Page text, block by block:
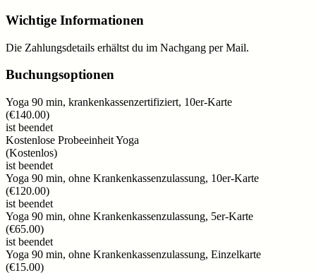
Wichtige Informationen
Die Zahlungsdetails erhältst du im Nachgang per Mail.
Buchungsoptionen
Yoga 90 min, krankenkassenzertifiziert, 10er-Karte
(€140.00)
ist beendet
Kostenlose Probeeinheit Yoga
(Kostenlos)
ist beendet
Yoga 90 min, ohne Krankenkassenzulassung, 10er-Karte
(€120.00)
ist beendet
Yoga 90 min, ohne Krankenkassenzulassung, 5er-Karte
(€65.00)
ist beendet
Yoga 90 min, ohne Krankenkassenzulassung, Einzelkarte
(€15.00)